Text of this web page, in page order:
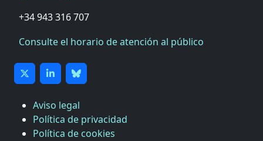
+34 943 316 707
Consulte el horario de atención al público
Aviso legal
Política de privacidad
Política de cookies